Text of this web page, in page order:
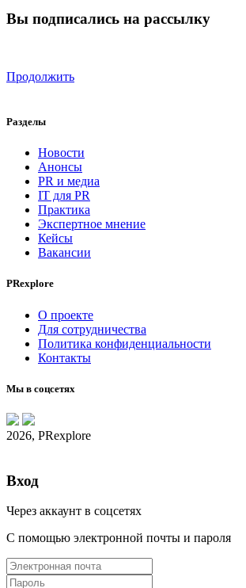
Вы подписались на рассылку
Продолжить
Разделы
Новости
Анонсы
PR и медиа
IT для PR
Практика
Экспертное мнение
Кейсы
Вакансии
PRexplore
О проекте
Для сотрудничества
Политика конфиденциальности
Контакты
Мы в соцсетях
2026, PRexplore
Вход
Через аккаунт в соцсетях
С помощью электронной почты и пароля